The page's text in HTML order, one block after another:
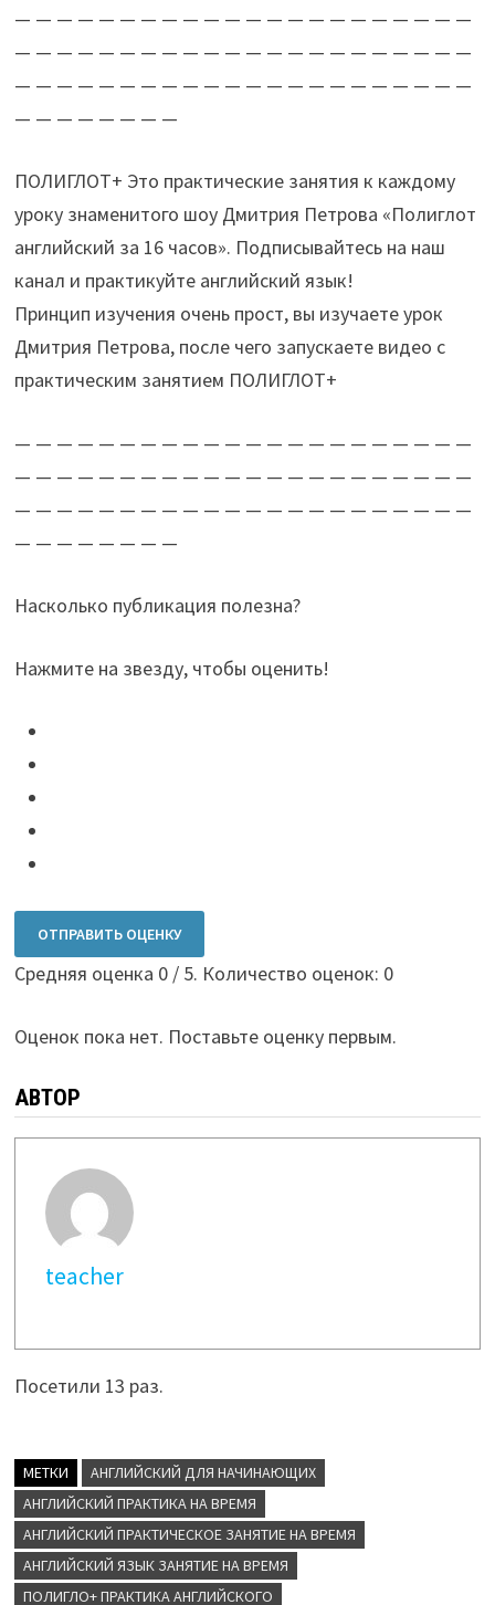
— — — — — — — — — — — — — — — — — — — — — —
— — — — — — — — — — — — — — — — — — — — — —
— — — — — — — — — — — — — — — — — — — — — —
— — — — — — — —
ПОЛИГЛОТ+ Это практические занятия к каждому
уроку знаменитого шоу Дмитрия Петрова «Полиглот
английский за 16 часов». Подписывайтесь на наш
канал и практикуйте английский язык!
Принцип изучения очень прост, вы изучаете урок
Дмитрия Петрова, после чего запускаете видео с
практическим занятием ПОЛИГЛОТ+
— — — — — — — — — — — — — — — — — — — — — —
— — — — — — — — — — — — — — — — — — — — — —
— — — — — — — — — — — — — — — — — — — — — —
— — — — — — — —
Насколько публикация полезна?
Нажмите на звезду, чтобы оценить!
ОТПРАВИТЬ ОЦЕНКУ
Средняя оценка 0/ 5. Количество оценок: 0
Оценок пока нет. Поставьте оценку первым.
АВТОР
teacher
Посетили 13 раз.
МЕТКИ
АНГЛИЙСКИЙ ДЛЯ НАЧИНАЮЩИХ
АНГЛИЙСКИЙ ПРАКТИКА НА ВРЕМЯ
АНГЛИЙСКИЙ ПРАКТИЧЕСКОЕ ЗАНЯТИЕ НА ВРЕМЯ
АНГЛИЙСКИЙ ЯЗЫК ЗАНЯТИЕ НА ВРЕМЯ
ПОЛИГЛО+ ПРАКТИКА АНГЛИЙСКОГО